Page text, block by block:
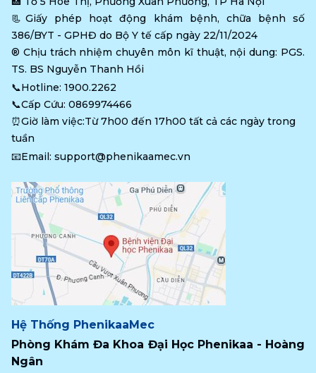
📃Giấy phép hoạt động khám bệnh, chữa bệnh số
386/BYT - GPHĐ do Bộ Y tế cấp ngày 22/11/2024
®️ Chịu trách nhiệm chuyên môn kĩ thuật, nội dung: PGS.
TS. BS Nguyễn Thanh Hồi
📞Hotline: 1900.2262
📞Cấp Cứu: 0869974466
⏰Giờ làm việc:Từ 7h00 đến 17h00 tất cả các ngày trong
tuần
📧Email: support@phenikaamec.vn
Hệ Thống PhenikaaMec
Phòng Khám Đa Khoa Đại Học Phenikaa - Hoàng
Ngân